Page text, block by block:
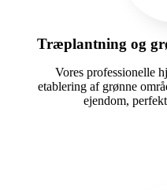
Træplantning og
Vores professionelle
etablering af grønne
ejendom,